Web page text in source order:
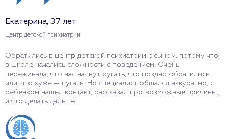
Екатерина, 37 лет
Центр детской психиатрии
Обратились в центр детской психиатрии с сыном, потому что
в школе начались сложности с поведением. Очень
переживала, что нас начнут ругать, что поздно обратились
или, что хуже — пугать. Но специалист общался аккуратно, с
ребенком нашел контакт, рассказал про возможные причины,
и что делать дальше.